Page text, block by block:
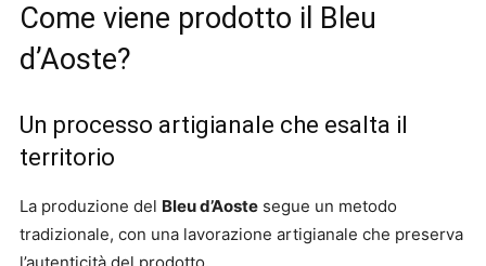
Come viene prodotto il Bleu
d’Aoste?
Un processo artigianale che esalta il
territorio
La produzione del Bleu d’Aoste segue un metodo
tradizionale, con una lavorazione artigianale che preserva